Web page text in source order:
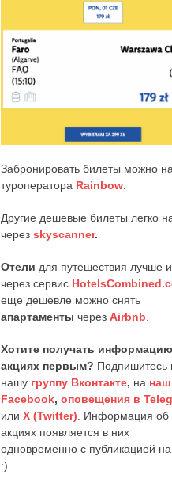
Забронировать билеты можно
туроператора Rainbow
Другие дешевые билеты легко
через skyscanner.
Отели для путешествия лучше
через сервис
еще дешевле можно снять
апартаменты через Airbnb
Хотите получать
акциях первым? Подпишитесь
нашу группу Вконтакте, на наш
Facebook, оповещения в
или X (Twitter) . Информация об
акциях появляется в них
одновременно с публикацией на
:)